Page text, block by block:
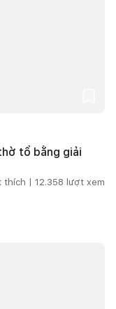
tổ bằng giải
thích | 12.358 lượt xem